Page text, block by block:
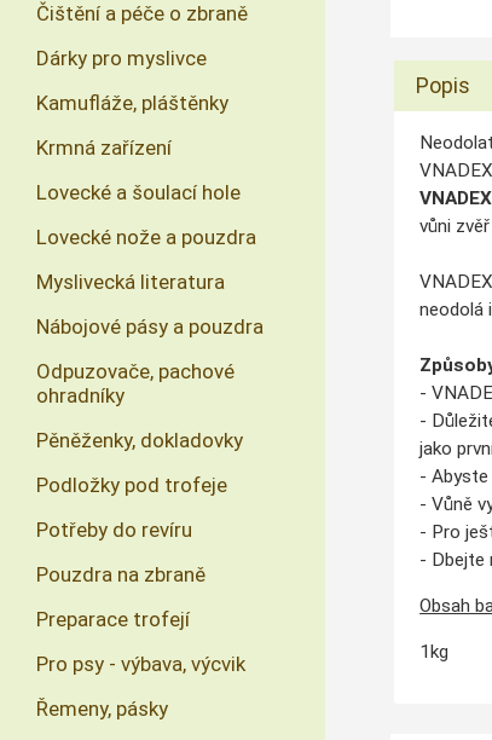
Popis
vůni
neodolá
-
-
jako
- Abyste
- Vůně
- Pro
- Dbejte
Obsah
1kg
Čištění a péče o zbraně
Dárky pro myslivce
Kamufláže, pláštěnky
Krmná zařízení
Lovecké a šoulací hole
Lovecké nože a pouzdra
Myslivecká literatura
Nábojové pásy a pouzdra
Odpuzovače, pachové
ohradníky
Pěněženky, dokladovky
Podložky pod trofeje
Potřeby do revíru
Pouzdra na zbraně
Preparace trofejí
Pro psy - výbava, výcvik
Řemeny, pásky